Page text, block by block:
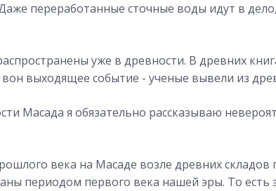
переработанные сточные воды идут в
уже в древности. В древних
выходящее событие - ученые вывели из
Масада я обязательно рассказываю
века на Масаде возле древних
периодом первого века нашей эры. То